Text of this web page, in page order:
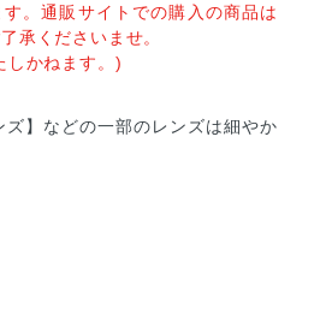
。通販サイトでの購入の商品は
承くださいませ。
しかねます。)
】などの一部のレンズは細やか